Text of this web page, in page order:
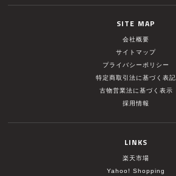
SITE MAP
会社概要
サイトマップ
プライバシーポリシー
特定商取引法に基づく表記
古物営業法に基づく表示
採用情報
LINKS
楽天市場
Yahoo! Shopping